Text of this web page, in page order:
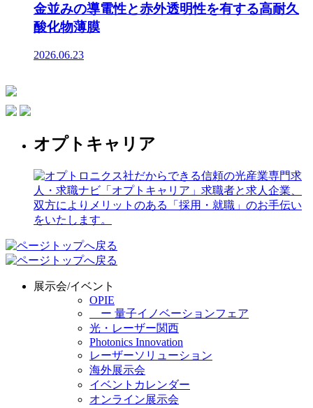
金並みの導電性と赤外透明性を有する高耐久
酸化物薄膜
2026.06.23
オプトキャリア
展示会/イベント
OPIE
ー 量子イノベーションフェア
光・レーザー関西
Photonics Innovation
レーザーソリューション
海外展示会
イベントカレンダー
オンライン展示会